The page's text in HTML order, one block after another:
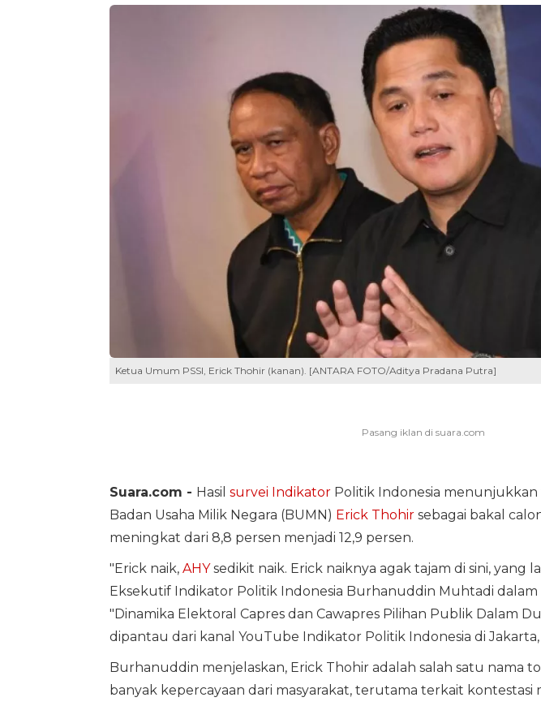
Ketua Umum PSSI, Erick Thohir (kanan). [ANTARA FOTO/Aditya Pradana Putra]
Suara.com - Hasil survei IndikatorPolitik Indonesia
Badan Usaha Milik Negara (BUMN) Erick Thohirsebagai bakal
meningkat dari 8,8 persen menjadi 12,9 persen.
"Erick naik, AHYsedikit naik. Erick naiknya agak tajam di sini, yang
Eksekutif Indikator Politik Indonesia Burhanuddin Muhtadi dalam
"Dinamika Elektoral Capres dan Cawapres Pilihan Publik Dalam
dipantau dari kanal YouTube Indikator Politik Indonesia di
Burhanuddin menjelaskan, Erick Thohir adalah salah satu nama
banyak kepercayaan dari masyarakat, terutama terkait kontestasi